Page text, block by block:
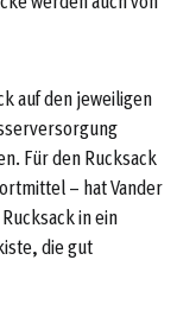
auf den jeweiligen
Für den Rucksack
– hat Vander
in ein
die gut